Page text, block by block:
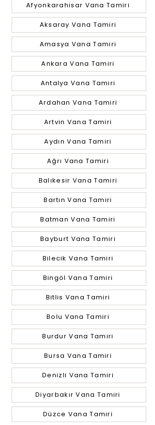
Afyonkarahisar Vana Tamiri
Aksaray Vana Tamiri
Amasya Vana Tamiri
Ankara Vana Tamiri
Antalya Vana Tamiri
Ardahan Vana Tamiri
Artvin Vana Tamiri
Aydın Vana Tamiri
Ağrı Vana Tamiri
Balıkesir Vana Tamiri
Bartın Vana Tamiri
Batman Vana Tamiri
Bayburt Vana Tamiri
Bilecik Vana Tamiri
Bingöl Vana Tamiri
Bitlis Vana Tamiri
Bolu Vana Tamiri
Burdur Vana Tamiri
Bursa Vana Tamiri
Denizli Vana Tamiri
Diyarbakır Vana Tamiri
Düzce Vana Tamiri